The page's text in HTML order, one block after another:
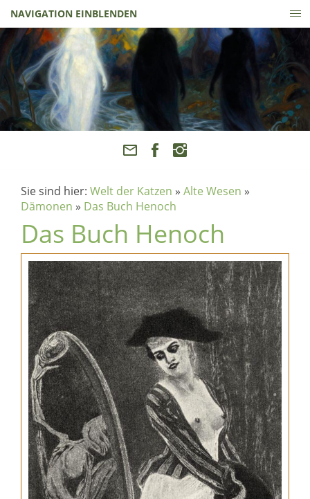
NAVIGATION EINBLENDEN
Sie sind hier: Welt der Katzen » Alte Wesen »
Dämonen » Das Buch Henoch
Das Buch Henoch